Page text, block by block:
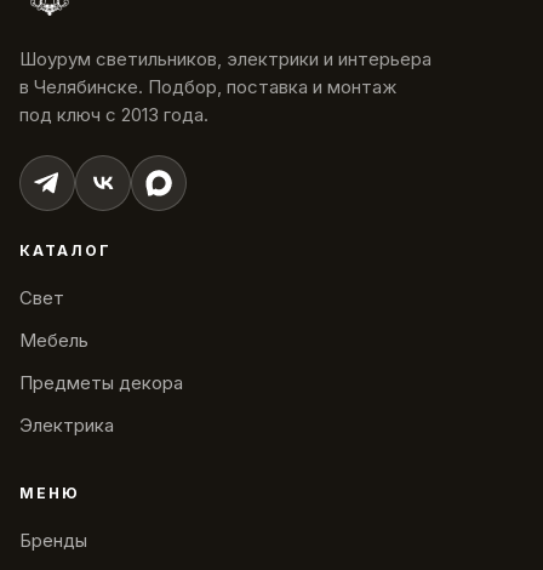
Шоурум светильников, электрики и интерьера
в Челябинске. Подбор, поставка и монтаж
под ключ с 2013 года.
КАТАЛОГ
Свет
Мебель
Предметы декора
Электрика
МЕНЮ
Бренды